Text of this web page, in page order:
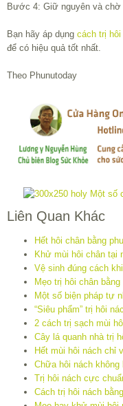
Bước 4: Giữ nguyên và
Bạn hãy áp dụng cách trị
để có hiệu quả tốt nhất.
Theo Phunutoday
Liên Quan Khác
Hết hôi chân bằng
Khử mùi hôi chân tại
Vệ sinh đúng cách
Mẹo trị hôi chân
Một số biện pháp tự
“Siêu phẩm” trị hôi
2 cách trị sạch mùi
Cây lá quanh nhà trị
Hết mùi hôi nách chỉ
Chữa hôi nách
Trị hôi nách cực
Cách trị hôi nách